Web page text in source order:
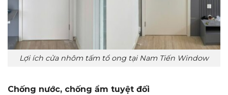
Lợi ích cửa nhôm tấm tổ ong tại Nam Tiến Window
Chống nước, chống ẩm tuyệt đối